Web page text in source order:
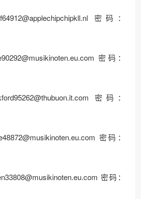
密码：
密码：
密码：
密码：
密码：